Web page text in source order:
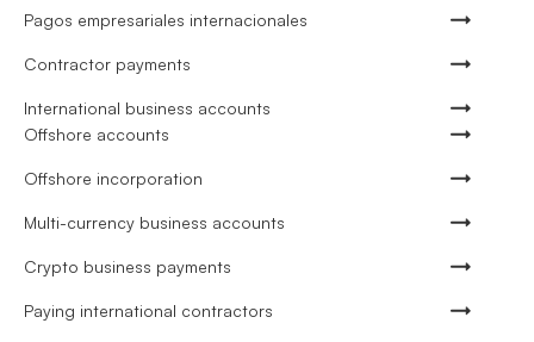
Pagos empresariales internacionales
Contractor payments
International business accounts
Offshore accounts
Offshore incorporation
Multi-currency business accounts
Crypto business payments
Paying international contractors